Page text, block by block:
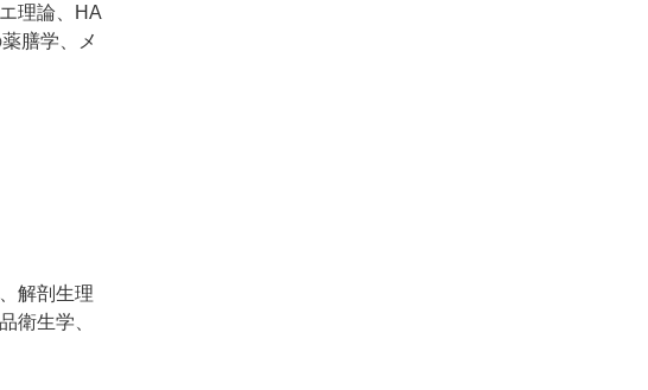
理論、HA
膳学、メ
解剖生理
衛生学、